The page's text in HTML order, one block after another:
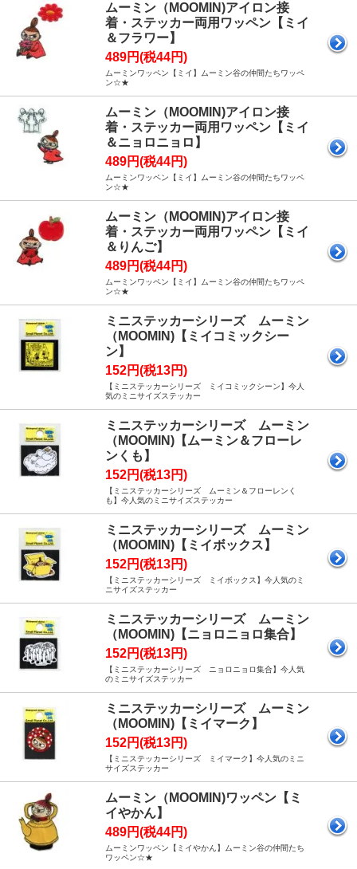
ムーミン（MOOMIN)アイロン接
着・ステッカー両用ワッペン【ミイ
＆フラワー】
489円(税44円)
ムーミンワッペン【ミイ】ムーミン谷の仲間たちワッペ
ン☆★
ムーミン（MOOMIN)アイロン接
着・ステッカー両用ワッペン【ミイ
＆ニョロニョロ】
489円(税44円)
ムーミンワッペン【ミイ】ムーミン谷の仲間たちワッペ
ン☆★
ムーミン（MOOMIN)アイロン接
着・ステッカー両用ワッペン【ミイ
＆りんご】
489円(税44円)
ムーミンワッペン【ミイ】ムーミン谷の仲間たちワッペ
ン☆★
ミニステッカーシリーズ ムーミン
（MOOMIN)【ミイコミックシー
ン】
152円(税13円)
【ミニステッカーシリーズ ミイコミックシーン】今人
気のミニサイズステッカー
ミニステッカーシリーズ ムーミン
（MOOMIN)【ムーミン＆フローレ
ンくも】
152円(税13円)
【ミニステッカーシリーズ ムーミン＆フローレンく
も】今人気のミニサイズステッカー
ミニステッカーシリーズ ムーミン
（MOOMIN)【ミイボックス】
152円(税13円)
【ミニステッカーシリーズ ミイボックス】今人気のミ
ニサイズステッカー
ミニステッカーシリーズ ムーミン
（MOOMIN)【ニョロニョロ集合】
152円(税13円)
【ミニステッカーシリーズ ニョロニョロ集合】今人気
のミニサイズステッカー
ミニステッカーシリーズ ムーミン
（MOOMIN)【ミイマーク】
152円(税13円)
【ミニステッカーシリーズ ミイマーク】今人気のミニ
サイズステッカー
ムーミン（MOOMIN)ワッペン【ミ
イやかん】
489円(税44円)
ムーミンワッペン【ミイやかん】ムーミン谷の仲間たち
ワッペン☆★